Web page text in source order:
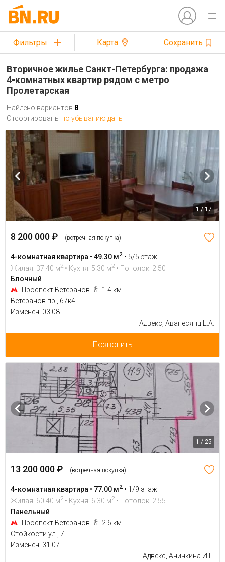
Фильтры Карта Сохранить
Вторичное жилье Санкт-Петербурга: продажа
4-комнатных квартир рядом с метро
Пролетарская
Найдено вариантов 8
Отсортированы по убыванию даты
1 / 17
8 200 000 ₽ (встречная покупка)
4-комнатная квартира • 49.30 м2 • 5/5 этаж
Жилая: 37.40 м2 • Кухня: 5.30 м2 • Потолок: 2.50
Блочный
Проспект Ветеранов
1.4 км
Ветеранов пр., 67к4
Изменен: 03.08
Адвекс, Аванесянц Е.А.
Позвонить
1 / 25
13 200 000 ₽ (встречная покупка)
4-комнатная квартира • 77.00 м2 • 1/9 этаж
Жилая: 60.40 м2 • Кухня: 6.30 м2 • Потолок: 2.55
Панельный
Проспект Ветеранов
2.6 км
Стойкости ул., 7
Изменен: 31.07
Адвекс, Аничкина И.Г.